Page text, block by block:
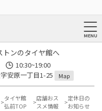
トンのタイヤ館へ
10:30~19:00
安原一丁目1-25
Map
タイヤ館
弘前TOP
店舗おス
スメ情報
定休日の
お知らせ